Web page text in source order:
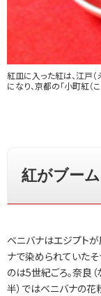
紅皿に入った紅は、江戸（
になり、京都の「小町紅（
紅がブー
ベニバナはエジプト
ナで染められていたそ
のは5世紀ごろ。奈良
半）ではベニバナの